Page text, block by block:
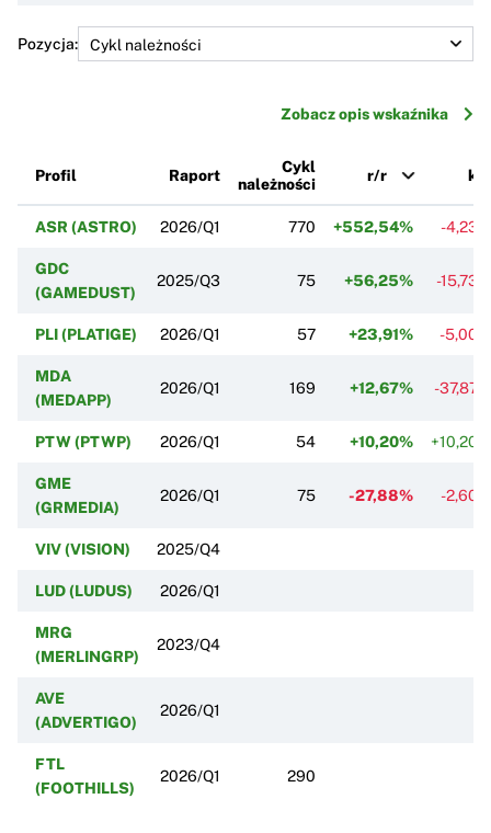
Pozycja:
Zobacz opis wskaźnika
Profil Raport
Cykl
należności
r/r k/k
ASR (ASTRO) 2026/Q1 770 +552,54% -4,23%
GDC
(GAMEDUST)
2025/Q3 75 +56,25% -15,73%
PLI (PLATIGE) 2026/Q1 57 +23,91% -5,00%
MDA
(MEDAPP)
2026/Q1 169 +12,67% -37,87%
PTW (PTWP) 2026/Q1 54 +10,20% +10,20%
GME
(GRMEDIA)
2026/Q1 75 -27,88% -2,60%
VIV (VISION) 2025/Q4
LUD (LUDUS) 2026/Q1
MRG
(MERLINGRP)
2023/Q4
AVE
(ADVERTIGO)
2026/Q1
FTL
(FOOTHILLS)
2026/Q1 290